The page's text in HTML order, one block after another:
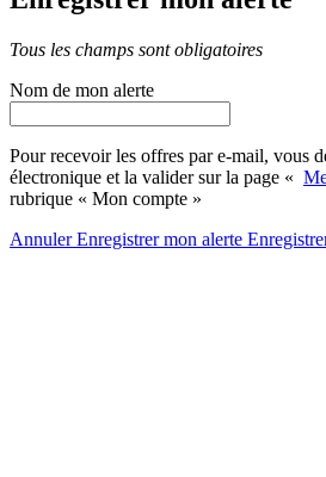
Tous les champs sont obligatoires
Nom de mon alerte
Pour recevoir les offres par e-mail, vous
électronique et la valider sur la page «
rubrique « Mon compte »
AnnulerEnregistrer mon alerte